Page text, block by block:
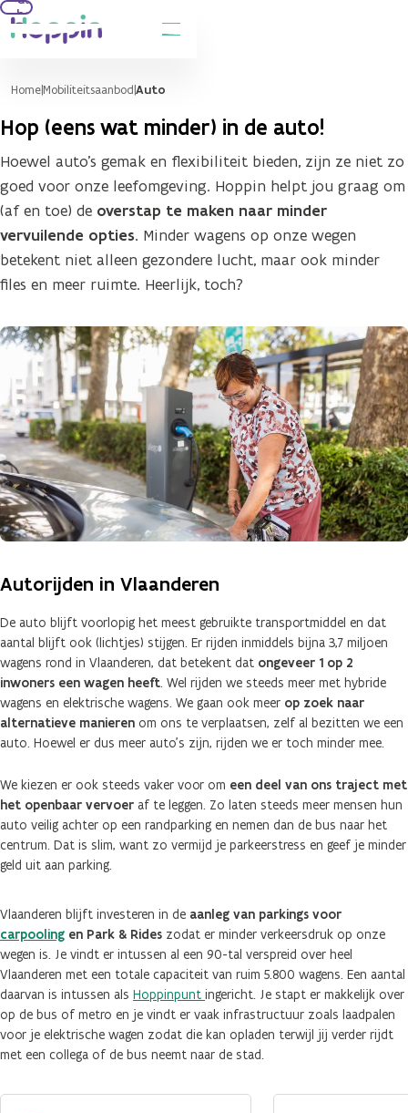
hoofdinhoud
HomeMobiliteitsaanbodAuto
Hop (eens wat minder) in de auto!
Hoewel auto’s gemak en flexibiliteit bieden, zijn ze niet zo
goed voor onze leefomgeving. Hoppin helpt jou graag om
(af en toe) de overstap te maken naar minder
vervuilende opties. Minder wagens op onze wegen
betekent niet alleen gezondere lucht, maar ook minder
files en meer ruimte. Heerlijk, toch?
Autorijden in Vlaanderen
De auto blijft voorlopig het meest gebruikte transportmiddel en dat
aantal blijft ook (lichtjes) stijgen. Er rijden inmiddels bijna 3,7 miljoen
wagens rond in Vlaanderen, dat betekent dat ongeveer 1 op 2
inwoners een wagen heeft. Wel rijden we steeds meer met hybride
wagens en elektrische wagens. We gaan ook meer op zoek naar
alternatieve manieren om ons te verplaatsen, zelf al bezitten we een
auto. Hoewel er dus meer auto’s zijn, rijden we er toch minder mee.
We kiezen er ook steeds vaker voor om een deel van ons traject met
het openbaar vervoer af te leggen. Zo laten steeds meer mensen hun
auto veilig achter op een randparking en nemen dan de bus naar het
centrum. Dat is slim, want zo vermijd je parkeerstress en geef je minder
geld uit aan parking.
Vlaanderen blijft investeren in de aanleg van parkings voor
carpooling en Park & Rides zodat er minder verkeersdruk op onze
wegen is. Je vindt er intussen al een 90-tal verspreid over heel
Vlaanderen met een totale capaciteit van ruim 5.800 wagens. Een aantal
daarvan is intussen als Hoppinpunt ingericht. Je stapt er makkelijk over
op de bus of metro en je vindt er vaak infrastructuur zoals laadpalen
voor je elektrische wagen zodat die kan opladen terwijl jij verder rijdt
met een collega of de bus neemt naar de stad.